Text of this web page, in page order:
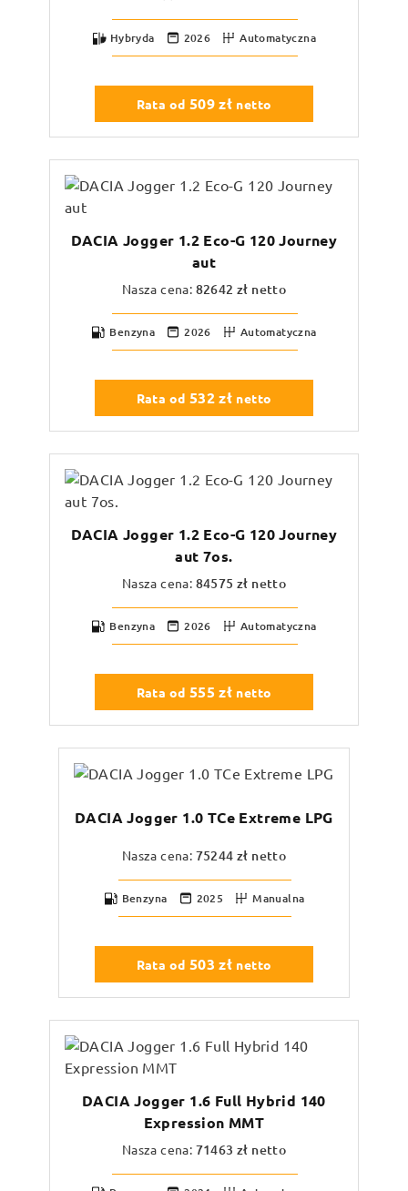
Hybryda 2026 Automatyczna
Rata od 509zł netto
DACIA Jogger 1.2 Eco-G 120 Journey
aut
Nasza cena: 82642 zł netto
Benzyna 2026 Automatyczna
Rata od 532zł netto
DACIA Jogger 1.2 Eco-G 120 Journey
aut 7os.
Nasza cena: 84575 zł netto
Benzyna 2026 Automatyczna
Rata od 555zł netto
DACIA Jogger 1.0 TCe Extreme LPG
Nasza cena: 75244 zł netto
Benzyna 2025 Manualna
Rata od 503 zł netto
DACIA Jogger 1.6 Full Hybrid 140
Expression MMT
Nasza cena: 71463 zł netto